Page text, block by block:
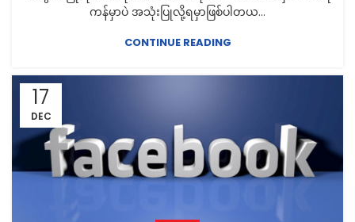
ကန်မှာပဲ အသုံးပြုလို့ရမှာဖြစ်ပါတယ...
CONTINUE READING
17
DEC